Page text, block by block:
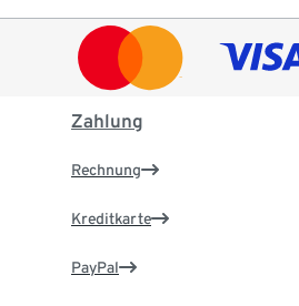
Zahlung
Rechnung
Kreditkarte
PayPal